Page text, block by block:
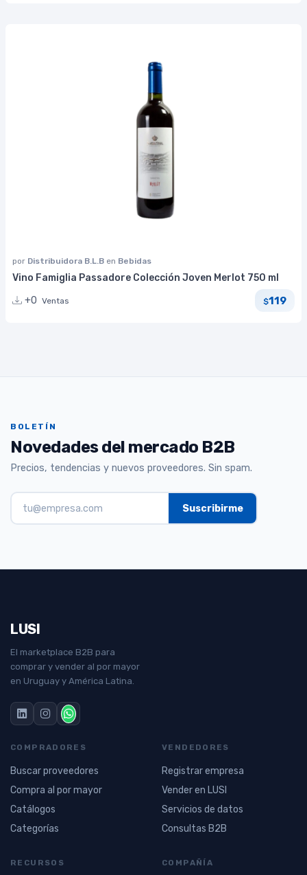
por Distribuidora B.L.B en Bebidas
Vino Famiglia Passadore Colección Joven Merlot 750 ml
+0 Ventas $119
BOLETÍN
Novedades del mercado B2B
Precios, tendencias y nuevos proveedores. Sin spam.
LUSI
El marketplace B2B para
comprar y vender al por mayor
en Uruguay y América Latina.
COMPRADORES
Buscar proveedores
Compra al por mayor
Catálogos
Categorías
VENDEDORES
Registrar empresa
Vender en LUSI
Servicios de datos
Consultas B2B
RECURSOS COMPAÑÍA